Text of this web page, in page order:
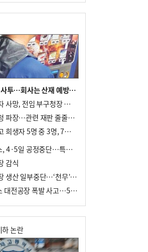
카 43회 중 25회는 삼
생"
노동자 살인 폭염과 사투…회사는 산재 예방·전기료 절감 전력
강서구 기간제노동자 사망, 전임 부구청장 檢 송치
중대재해법 위헌제청 파장…관련 재판 줄줄이 브레이크
한화에어로 폭발사고 희생자 5명 중 3명, 7일 영면
한화에어로스페이스, 4·5일 공정중단…특별 안전점검
감식
한화에어로 대전공장 생산 일부중단…‘천무’ 수출 비상
한화에어로스페이스 대전공장 폭발 사고…5명 사망·2명 부상(종합)
하 논란